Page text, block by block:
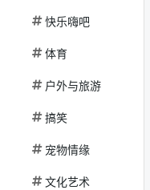
快乐嗨吧
体育
户外与旅游
搞笑
宠物情缘
文化艺术